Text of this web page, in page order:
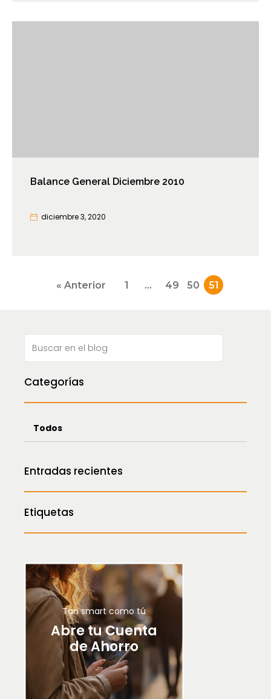
Categorías
Todos
Entradas recientes
Etiquetas
Tan smart como tú
Abre tu Cuenta
de Ahorro
Balance General Diciembre 2010
diciembre 3, 2020
Paginación
« Anterior 1 … 49 50 51